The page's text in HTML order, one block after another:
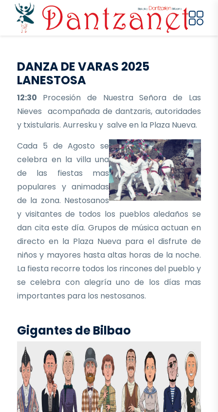
Pasar al contenido principal
DANZA DE VARAS 2025
LANESTOSA
12:30 Procesión de Nuestra Señora de Las
Nieves acompañada de dantzaris, autoridades
y txistularis. Aurresku y salve en la Plaza Nueva.
Cada 5 de Agosto se
celebra en la villa una
de las fiestas mas
populares y animadas
de la zona. Nestosanos
y visitantes de todos los pueblos aledaños se
dan cita este día. Grupos de música actuan en
directo en la Plaza Nueva para el disfrute de
niños y mayores hasta altas horas de la noche.
La fiesta recorre todos los rincones del pueblo y
se celebra con alegría uno de los días mas
importantes para los nestosanos.
Gigantes de Bilbao